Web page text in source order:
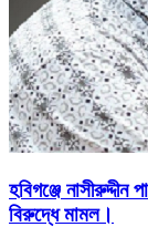
হবিগঞ্জে
বিরুদ্ধে মামল।